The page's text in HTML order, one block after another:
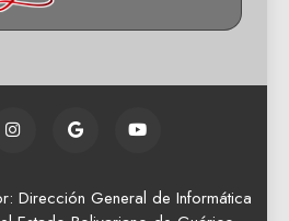
Dirección General de Informática